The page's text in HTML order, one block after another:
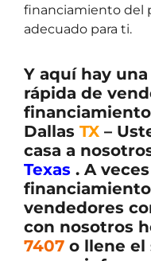
financiamiento del
adecuado para ti.
Y aquí hay
rápida de
Dallas TX –
casa a
Texas . A
vendedores
con nosotros
7407 o llene